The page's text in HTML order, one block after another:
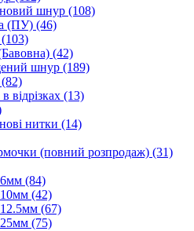
шнур (108)
(ПУ) (46)
(103)
(42)
шнур (189)
(82)
відрізках (13)
нитки (14)
(повний розпродаж) (31)
6мм (84)
10мм (42)
12.5мм (67)
25мм (75)